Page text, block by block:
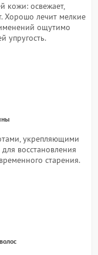
кожи: освежает,
Хорошо лечит мелкие
ощутимо
упругость.
укрепляющими
восстановления
старения.